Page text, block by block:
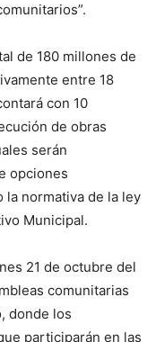
de 180 millones de
entre 18
con 10
de obras
serán
opciones
la normativa de la ley
Municipal.
21 de octubre del
comunitarias
donde los
participarán en las